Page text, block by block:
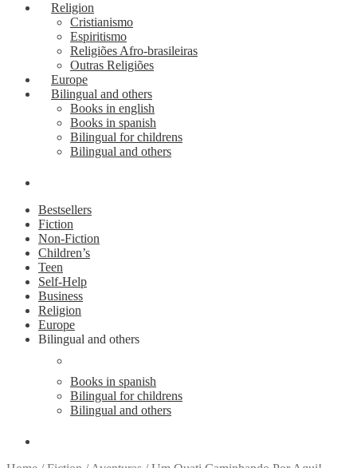
Religion
Cristianismo
Espiritismo
Religiões Afro-brasileiras
Outras Religiões
Europe
Bilingual and others
Books in english
Books in spanish
Bilingual for childrens
Bilingual and others
Bestsellers
Fiction
Non-Fiction
Children’s
Teen
Self-Help
Business
Religion
Europe
Bilingual and others
Books in spanish
Bilingual for childrens
Bilingual and others